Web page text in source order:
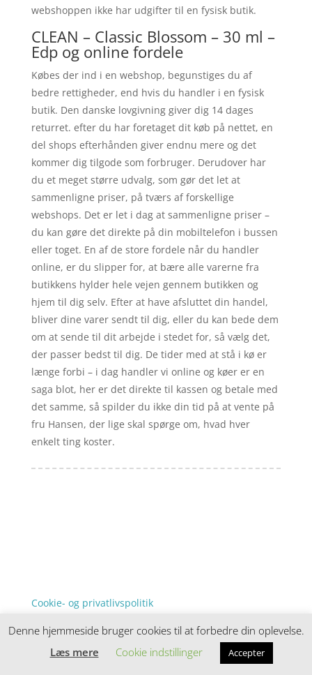
webshoppen ikke har udgifter til en fysisk butik.
CLEAN – Classic Blossom – 30 ml –
Edp og online fordele
Købes der ind i en webshop, begunstiges du af
bedre rettigheder, end hvis du handler i en fysisk
butik. Den danske lovgivning giver dig 14 dages
returret. efter du har foretaget dit køb på nettet, en
del shops efterhånden giver endnu mere og det
kommer dig tilgode som forbruger. Derudover har
du et meget større udvalg, som gør det let at
sammenligne priser, på tværs af forskellige
webshops. Det er let i dag at sammenligne priser –
du kan gøre det direkte på din mobiltelefon i bussen
eller toget. En af de store fordele når du handler
online, er du slipper for, at bære alle varerne fra
butikkens hylder hele vejen gennem butikken og
hjem til dig selv. Efter at have afsluttet din handel,
bliver dine varer sendt til dig, eller du kan bede dem
om at sende til dit arbejde i stedet for, så vælg det,
der passer bedst til dig. De tider med at stå i kø er
længe forbi – i dag handler vi online og køer er en
saga blot, her er det direkte til kassen og betale med
det samme, så spilder du ikke din tid på at vente på
fru Hansen, der lige skal spørge om, hvad hver
enkelt ting koster.
Cookie- og privatlivspolitik
Denne hjemmeside samler et bredt udvalg af
spændende varer. Siden er et affiiliatesite, og nogle
Denne hjemmeside bruger cookies til at forbedre din oplevelse.
Læs mere
Cookie indstillinger Accepter